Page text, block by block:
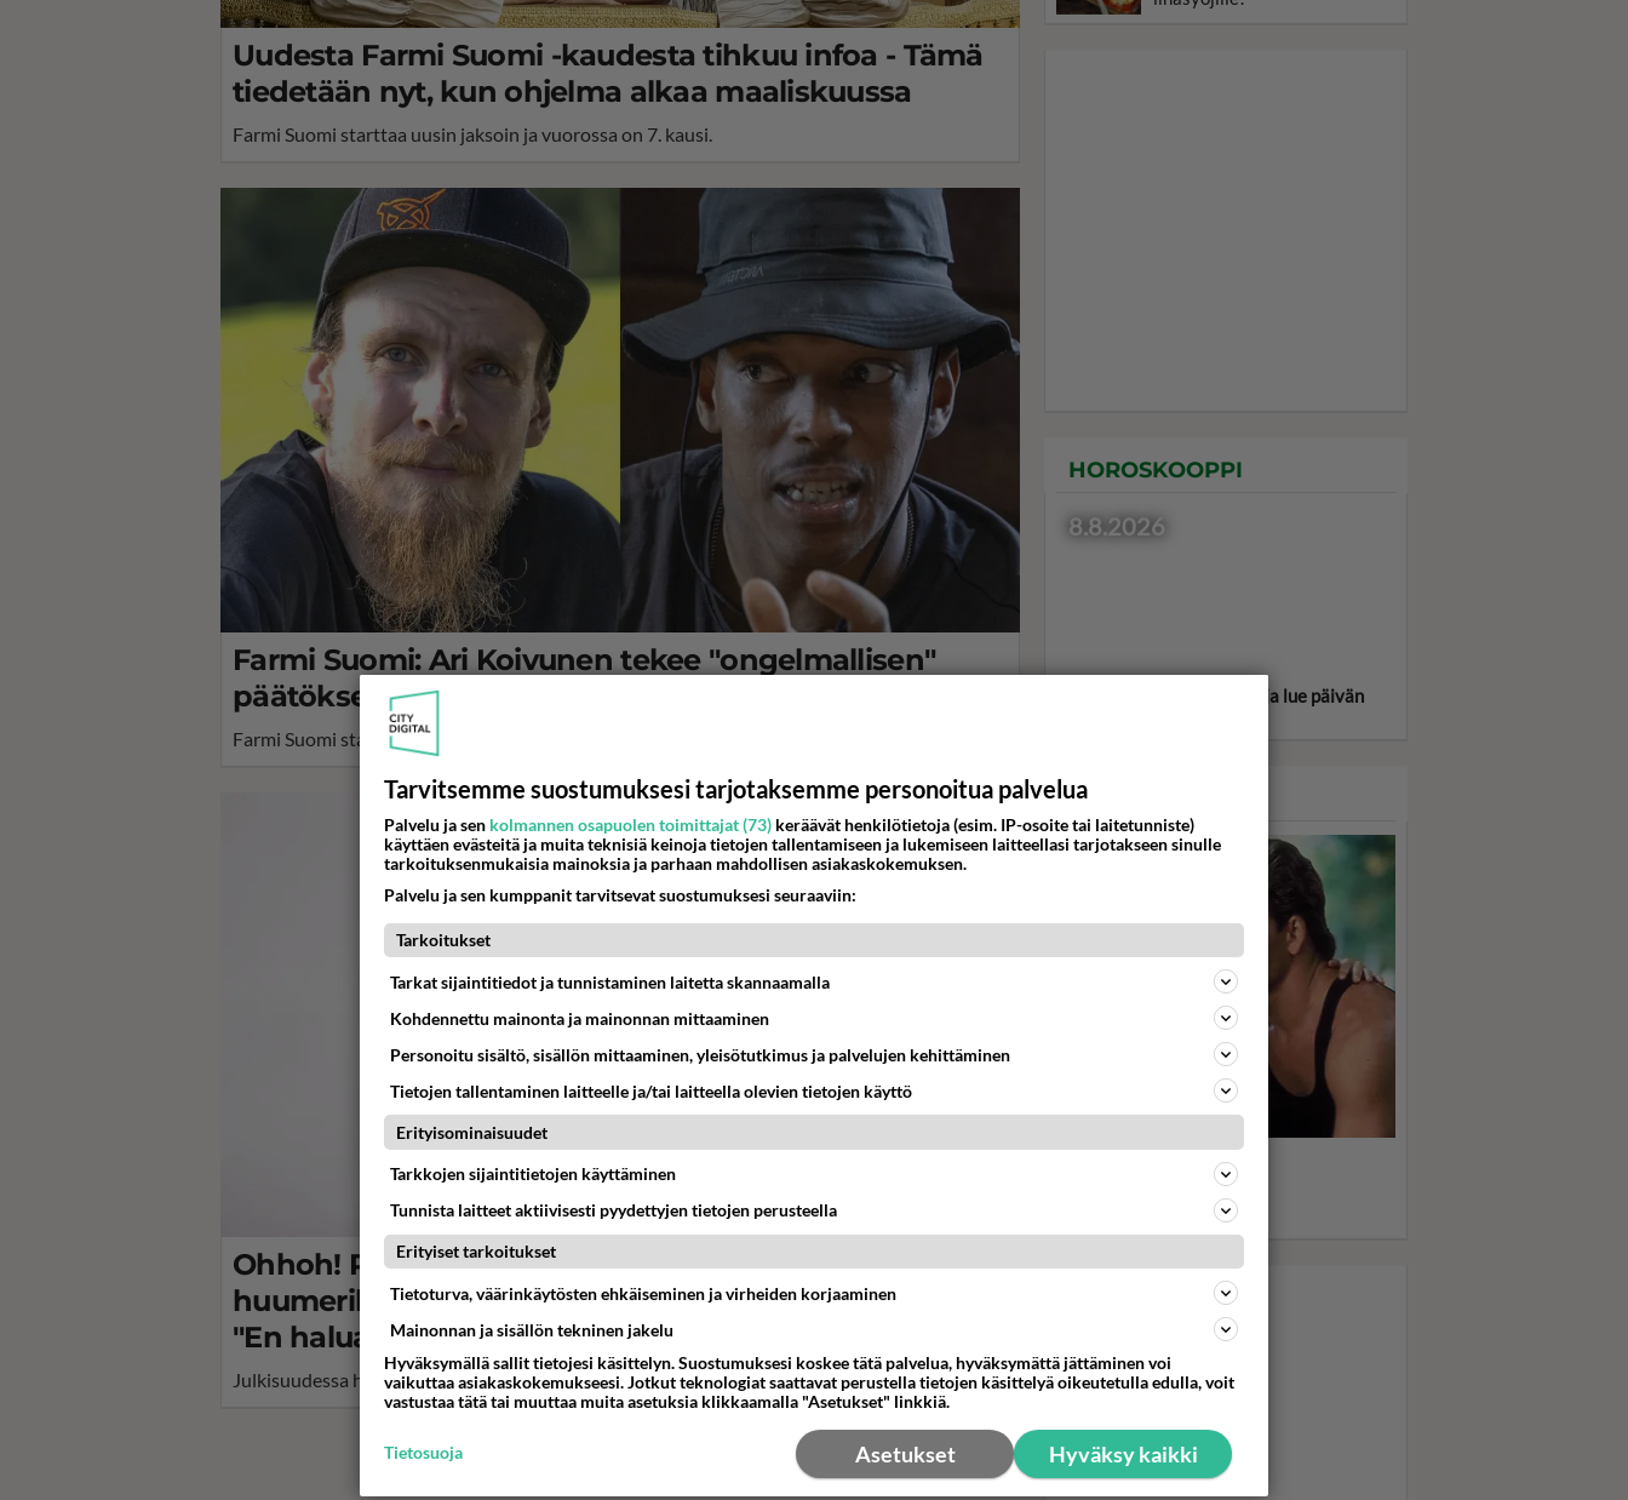
Uudesta Farmi Suomi -kaudesta tihkuu infoa - Tämä
tiedetään nyt, kun ohjelma alkaa maaliskuussa
Farmi Suomi starttaa uusin jaksoin ja vuorossa on 7. kausi.
Farmi Suomi: Ari Koivunen tekee "ongelmallisen"
päätöksen eläimille - Lloyd Libiso kieltää jyrkästi!
Farmi Suomi starttasi uusin jaksoin.
Ohhoh! Päihdeongelman kanssa kamppaillut,
huumerikoksen tehnyt Redrama Farmi Suomessa:
"En halua..."
Julkisuudessa hiljaiseloa pitänyt Redrama on yllättäen mukana Farmi Suomi -realityssä.
HOROSKOOPPI
8.8.2026
Valitse oma tähtimerkkisi ja lue päivän
KASARI
Muistatko Dirty Dancing -
leffan? Seksikäs Patrick
Swayze sai muuveillaan
teinitytöt pyörryksiin...
Tarvitsemme suostumuksesi tarjotaksemme personoitua palvelua
Palvelu ja sen kolmannen osapuolen toimittajat (73) keräävät henkilötietoja (esim. IP-osoite tai laitetunniste)
käyttäen evästeitä ja muita teknisiä keinoja tietojen tallentamiseen ja lukemiseen laitteellasi tarjotakseen sinulle
tarkoituksenmukaisia mainoksia ja parhaan mahdollisen asiakaskokemuksen.
Palvelu ja sen kumppanit tarvitsevat suostumuksesi seuraaviin:
Tarkoitukset
Tarkat sijaintitiedot ja tunnistaminen laitetta skannaamalla
Kohdennettu mainonta ja mainonnan mittaaminen
Personoitu sisältö, sisällön mittaaminen, yleisötutkimus ja palvelujen kehittäminen
Tietojen tallentaminen laitteelle ja/tai laitteella olevien tietojen käyttö
Erityisominaisuudet
Tarkkojen sijaintitietojen käyttäminen
Tunnista laitteet aktiivisesti pyydettyjen tietojen perusteella
Erityiset tarkoitukset
Tietoturva, väärinkäytösten ehkäiseminen ja virheiden korjaaminen
Mainonnan ja sisällön tekninen jakelu
Hyväksymällä sallit tietojesi käsittelyn. Suostumuksesi koskee tätä palvelua, hyväksymättä jättäminen voi
vaikuttaa asiakaskokemukseesi. Jotkut teknologiat saattavat perustella tietojen käsittelyä oikeutetulla edulla, voit
vastustaa tätä tai muuttaa muita asetuksia klikkaamalla "Asetukset" linkkiä.
Hyväksy kaikki
Asetukset
Tietosuoja